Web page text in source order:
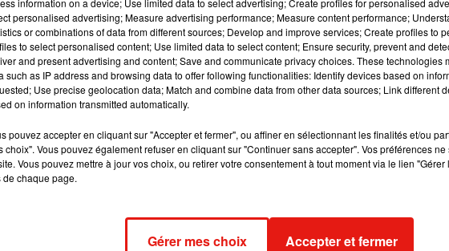
ayant servi au tournage de Gameof Thrones ainsi qu’une mini-croisière.
à la charge du gagnant. Pour tenter votre chance, rendez-vous
information on a device; Use limited data to select advertising; Create profiles for personalised
personalised advertising; Measure advertising performance; Measure content performance;
or combinations of data from different sources; Develop and improve services; Create profiles to
to select personalised content; Use limited data to select content; Ensure security, prevent and
and present advertising and content; Save and communicate privacy choices. These technologies
such as IP address and browsing data to offer following functionalities: Identify devices based on
Use precise geolocation data; Match and combine data from other data sources; Link different
on information transmitted automatically.
pouvez accepter en cliquant sur "Accepter et fermer", ou affiner en sélectionnant les finalités et/ou
choix". Vous pouvez également refuser en cliquant sur "Continuer sans accepter". Vos préférences
Vous pouvez mettre à jour vos choix, ou retirer votre consentement à tout moment via le lien
de chaque page.
Gérer mes choix Accepter et fermer